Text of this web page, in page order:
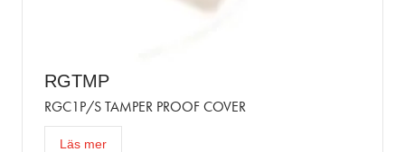
RGTMP
RGC1P/S TAMPER PROOF COVER
Läs mer